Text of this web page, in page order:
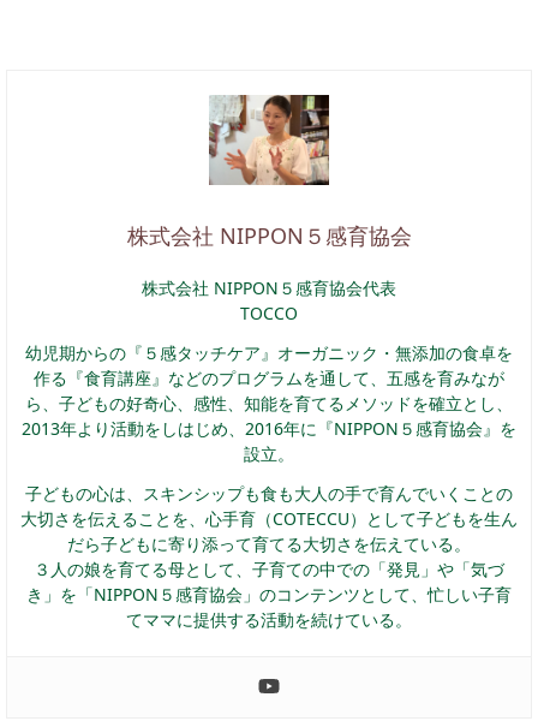
株式会社 NIPPON５感育協会
株式会社 NIPPON５感育協会代表
TOCCO
幼児期からの『５感タッチケア』オーガニック・無添加の食卓を
作る『食育講座』などのプログラムを通して、五感を育みなが
ら、子どもの好奇心、感性、知能を育てるメソッドを確立とし、
2013年より活動をしはじめ、2016年に『NIPPON５感育協会』を
設立。
子どもの心は、スキンシップも食も大人の手で育んでいくことの
大切さを伝えることを、心手育（COTECCU）として子どもを生ん
だら子どもに寄り添って育てる大切さを伝えている。
３人の娘を育てる母として、子育ての中での「発見」や「気づ
き」を「NIPPON５感育協会」のコンテンツとして、忙しい子育
てママに提供する活動を続けている。